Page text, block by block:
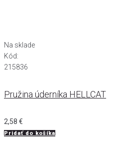
Na sklade
Kód:
215836
Pružina úderníka HELLCAT
2,58 €
Pridať do košíka